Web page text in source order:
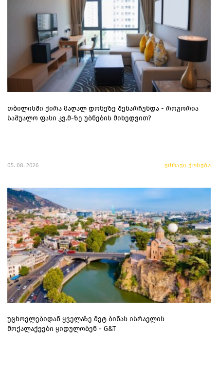
თბილისში ქირა მაღალ დონეზე შენარჩუნდა - როგორია
საშუალო ფასი კვ.მ-ზე უბნების მიხედვით?
05. 08. 2026 უძრავი ქონება
უცხოელებიდან ყველაზე მეტ ბინას ისრაელის
მოქალაქეები ყიდულობენ - G&T